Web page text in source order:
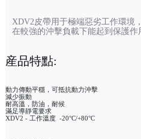
XDV2皮帶用于極端惡劣工作環境
在較強的沖擊負載下能起到保護作
産品特點:
動力傳動平穩，可抵抗動力沖擊
減少振動
耐高溫，防油，耐候
滿足導靜電要求
XDV2 - 工作溫度 -20°C/+80°C